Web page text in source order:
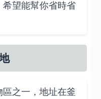
望能幫你省時省
之一，地址在釜